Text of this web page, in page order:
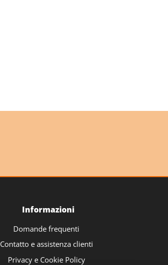
Informazioni
Domande frequenti
Contatto e assistenza clienti
Privacy e Cookie Policy